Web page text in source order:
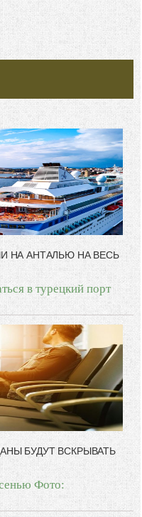
всего. И мыслями можно
работать над
мечте. Живите той жизнью,
— самолюбование.
советом, это пропустить его
никому, кроме того, кто его
когда их дают мне.
НА АНТАЛЬЮ НА ВЕСЬ
в турецкий порт
БУДУТ ВСКРЫВАТЬ
Фото: